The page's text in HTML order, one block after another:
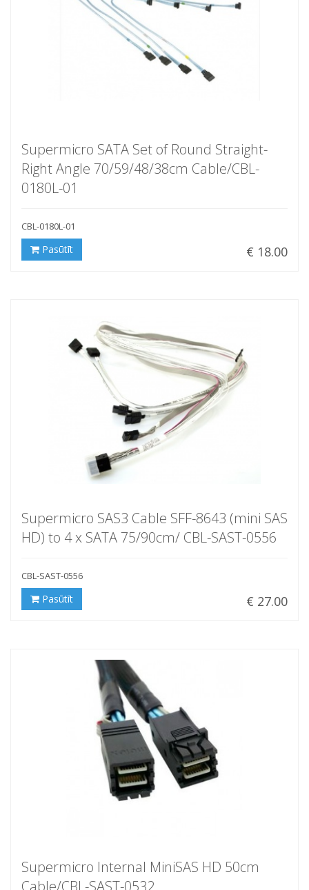
Supermicro SATA Set of Round Straight-
Right Angle 70/59/48/38cm Cable/CBL-
0180L-01
CBL-0180L-01
€ 18.00
Pasūtīt
Supermicro SAS3 Cable SFF-8643 (mini SAS
HD) to 4 x SATA 75/90cm/ CBL-SAST-0556
CBL-SAST-0556
€ 27.00
Pasūtīt
Supermicro Internal MiniSAS HD 50cm
Cable/CBL-SAST-0532